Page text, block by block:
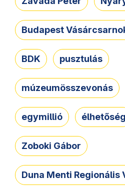
Budapest
BDK pusztulás
múzeumösszevonás
egymillió élhetőség
Zoboki Gábor
Duna Menti Regionális